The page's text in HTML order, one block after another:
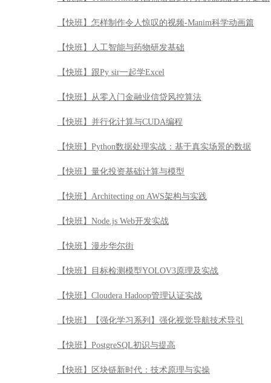
【快班】怎样制作令人惊叹的视频-Manim科学动画篇
【快班】人工智能与药物研发基础
【快班】跟Py sir一起学Excel
【快班】从零入门金融业信贷风控算法
【快班】并行化计算与CUDA编程
【快班】Python数据处理实战：基于真实场景的数据
【快班】量化投资基础计算与模型
【快班】Architecting on AWS架构与实践
【快班】Node.js Web开发实战
【快班】漫步华尔街
【快班】目标检测模型YOLOV3原理及实战
【快班】Cloudera Hadoop管理认证实战
【快班】【强化学习系列】强化视觉导航技术导引
【快班】PostgreSQL初识与提高
【快班】区块链新时代：技术原理与实操